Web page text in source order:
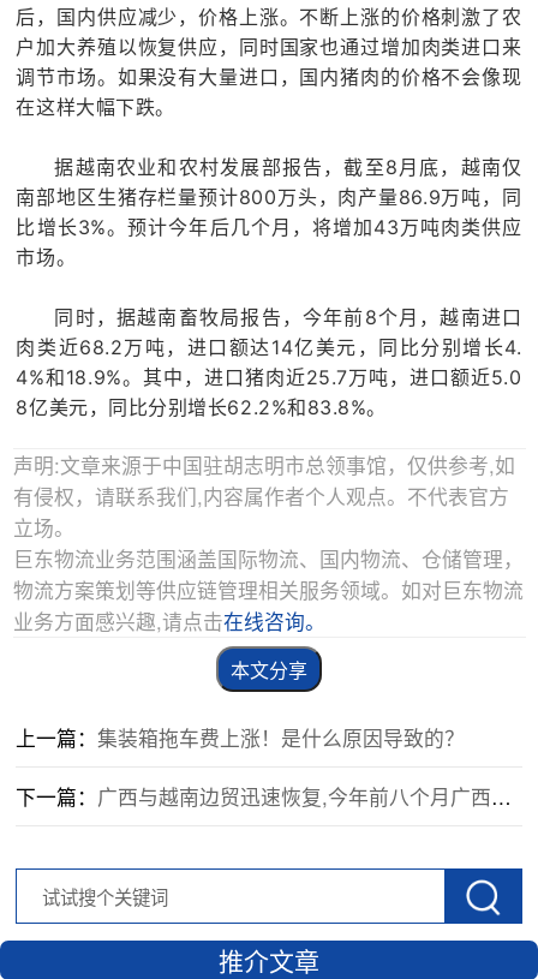
后，国内供应减少，价格上涨。不断上涨的价格刺激了农
户加大养殖以恢复供应，同时国家也通过增加肉类进口来
调节市场。如果没有大量进口，国内猪肉的价格不会像现
在这样大幅下跌。
据越南农业和农村发展部报告，截至8月底，越南仅
南部地区生猪存栏量预计800万头，肉产量86.9万吨，同
比增长3%。预计今年后几个月，将增加43万吨肉类供应
市场。
同时，据越南畜牧局报告，今年前8个月，越南进口
肉类近68.2万吨，进口额达14亿美元，同比分别增长4.
4%和18.9%。其中，进口猪肉近25.7万吨，进口额近5.0
8亿美元，同比分别增长62.2%和83.8%。
声明:文章来源于中国驻胡志明市总领事馆，仅供参考,如
有侵权，请联系我们,内容属作者个人观点。不代表官方
立场。
巨东物流业务范围涵盖国际物流、国内物流、仓储管理，
物流方案策划等供应链管理相关服务领域。如对巨东物流
业务方面感兴趣,请点击在线咨询。
本文分享
上一篇：集装箱拖车费上涨！是什么原因导致的？
下一篇： 广西与越南边贸迅速恢复,今年前八个月广西互市贸易增长逾九成
推介文章